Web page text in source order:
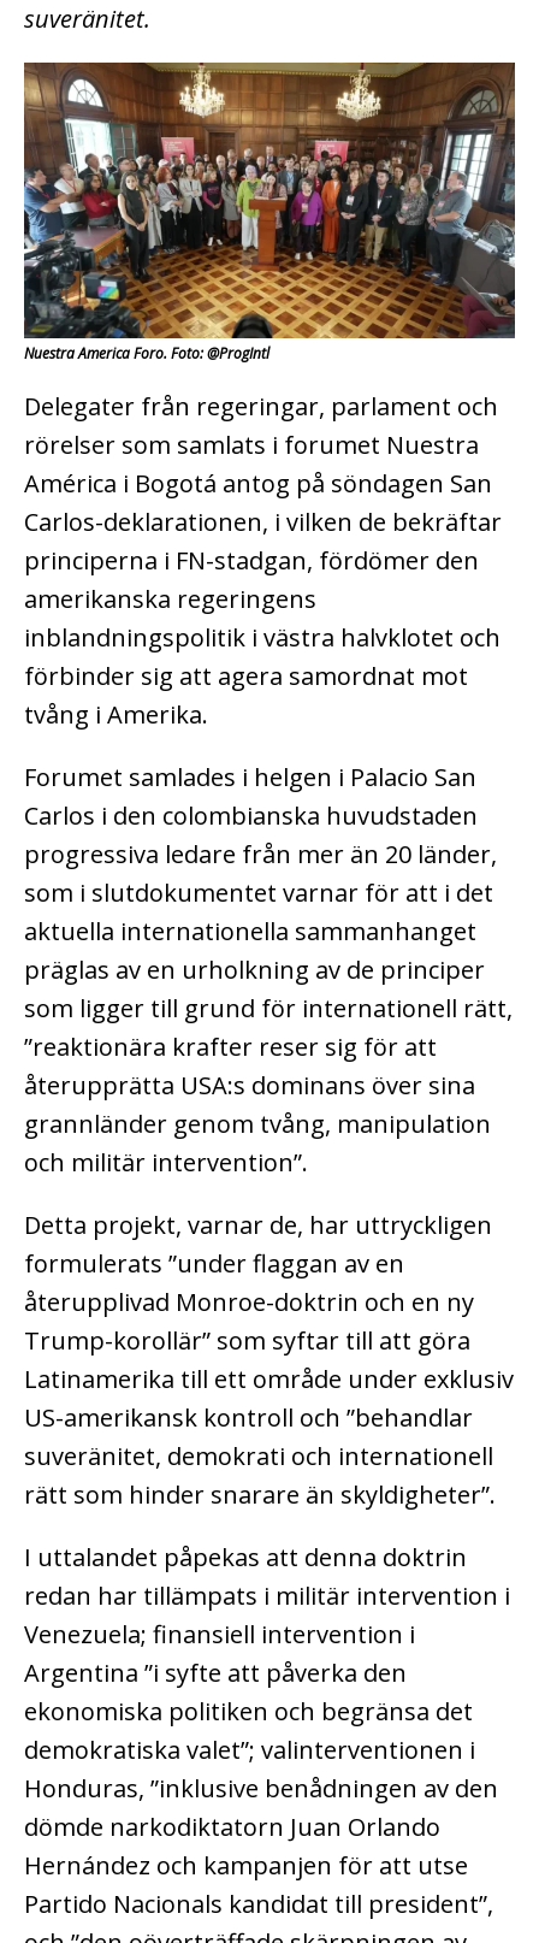
suveränitet.
Nuestra America Foro. Foto: @ProgIntl
Delegater från regeringar, parlament och
rörelser som samlats i forumet Nuestra
América i Bogotá antog på söndagen San
Carlos-deklarationen, i vilken de bekräftar
principerna i FN-stadgan, fördömer den
amerikanska regeringens
inblandningspolitik i västra halvklotet och
förbinder sig att agera samordnat mot
tvång i Amerika.
Forumet samlades i helgen i Palacio San
Carlos i den colombianska huvudstaden
progressiva ledare från mer än 20 länder,
som i slutdokumentet varnar för att i det
aktuella internationella sammanhanget
präglas av en urholkning av de principer
som ligger till grund för internationell rätt,
”reaktionära krafter reser sig för att
återupprätta USA:s dominans över sina
grannländer genom tvång, manipulation
och militär intervention”.
Detta projekt, varnar de, har uttryckligen
formulerats ”under flaggan av en
återupplivad Monroe-doktrin och en ny
Trump-korollär” som syftar till att göra
Latinamerika till ett område under exklusiv
US-amerikansk kontroll och ”behandlar
suveränitet, demokrati och internationell
rätt som hinder snarare än skyldigheter”.
I uttalandet påpekas att denna doktrin
redan har tillämpats i militär intervention i
Venezuela; finansiell intervention i
Argentina ”i syfte att påverka den
ekonomiska politiken och begränsa det
demokratiska valet”; valinterventionen i
Honduras, ”inklusive benådningen av den
dömde narkodiktatorn Juan Orlando
Hernández och kampanjen för att utse
Partido Nacionals kandidat till president”,